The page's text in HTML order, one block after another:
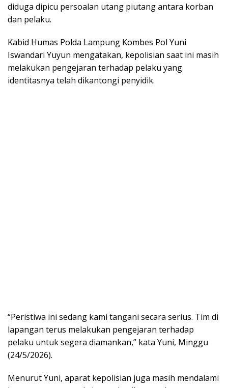
diduga dipicu persoalan utang piutang antara korban
dan pelaku.
Kabid Humas Polda Lampung Kombes Pol Yuni
Iswandari Yuyun mengatakan, kepolisian saat ini masih
melakukan pengejaran terhadap pelaku yang
identitasnya telah dikantongi penyidik.
“Peristiwa ini sedang kami tangani secara serius. Tim di
lapangan terus melakukan pengejaran terhadap
pelaku untuk segera diamankan,” kata Yuni, Minggu
(24/5/2026).
Menurut Yuni, aparat kepolisian juga masih mendalami